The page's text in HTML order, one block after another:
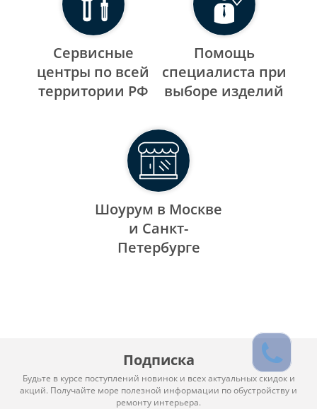
Сервисные
центры по всей
территории РФ
Помощь
специалиста при
выборе изделий
Шоурум в Москве
и Санкт-
Петербурге
Подписка
Будьте в курсе поступлений новинок и всех актуальных скидок и
акций. Получайте море полезной информации по обустройству и
ремонту интерьера.